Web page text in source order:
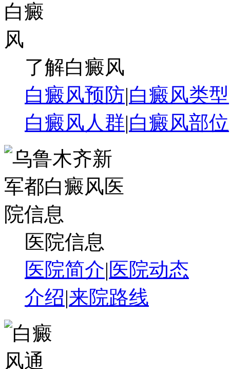
了解白癜风
白癜风预防|白癜风类型
白癜风人群|白癜风部位
医院信息
医院简介|医院动态
介绍|来院路线